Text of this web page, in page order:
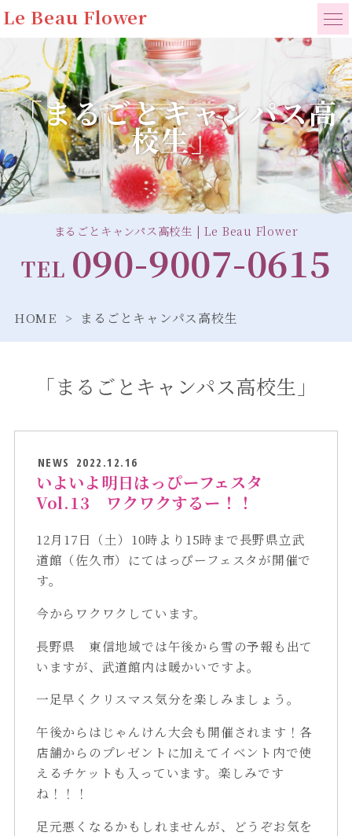
Le Beau Flower
「まるごとキャンパス高
校生」
まるごとキャンパス高校生 | Le Beau Flower
TEL 090-9007-0615
HOME まるごとキャンパス高校生
「まるごとキャンパス高校生」
NEWS 2022.12.16
いよいよ明日はっぴーフェスタ
Vol.13 ワクワクするー！！
12月17日（土）10時より15時まで長野県立武
道館（佐久市）にてはっぴーフェスタが開催で
す。
今からワクワクしています。
長野県 東信地域では午後から雪の予報も出て
いますが、武道館内は暖かいですよ。
一足早くクリスマス気分を楽しみましょう。
午後からはじゃんけん大会も開催されます！各
店舗からのプレゼントに加えてイベント内で使
えるチケットも入っています。楽しみです
ね！！！
足元悪くなるかもしれませんが、どうぞお気を